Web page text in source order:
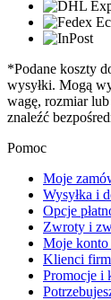
*Podane koszty
wysyłki. Mogą
wagę, rozmiar
znaleźć
Pomoc
Moje
Wysyłka i
Opcje
Zwroty i
Moje konto
Klienci
Promocje i